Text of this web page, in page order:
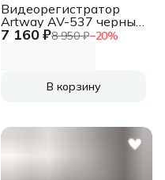
7 160 ₽8 950 ₽−20%
Видеорегистратор
Artway AV-537 черный
2Mpix 1080x1920
В корзину